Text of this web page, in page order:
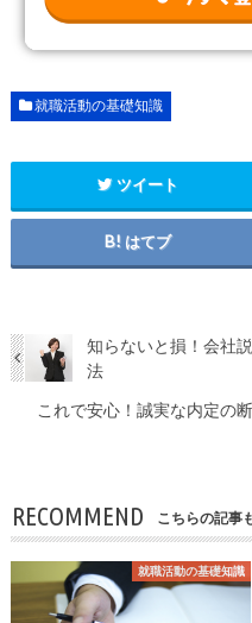
就職活動の基礎知識
ツイート
はてブ
知らないと損！会社
法
これで安心！誠実な内定の
RECOMMEND こちらの記事
就職活動の基礎知識